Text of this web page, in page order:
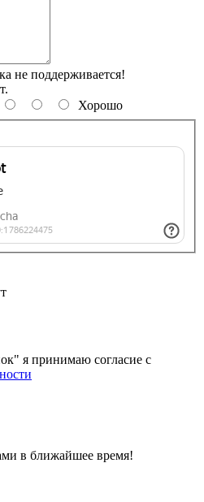
не поддерживается!
Хорошо
я принимаю согласие с
в ближайшее время!